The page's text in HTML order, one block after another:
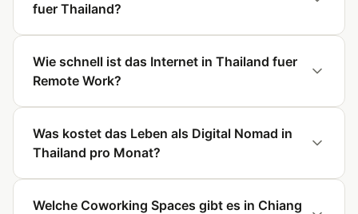
fuer Thailand?
Wie schnell ist das Internet in Thailand fuer
Remote Work?
Was kostet das Leben als Digital Nomad in
Thailand pro Monat?
Welche Coworking Spaces gibt es in Chiang